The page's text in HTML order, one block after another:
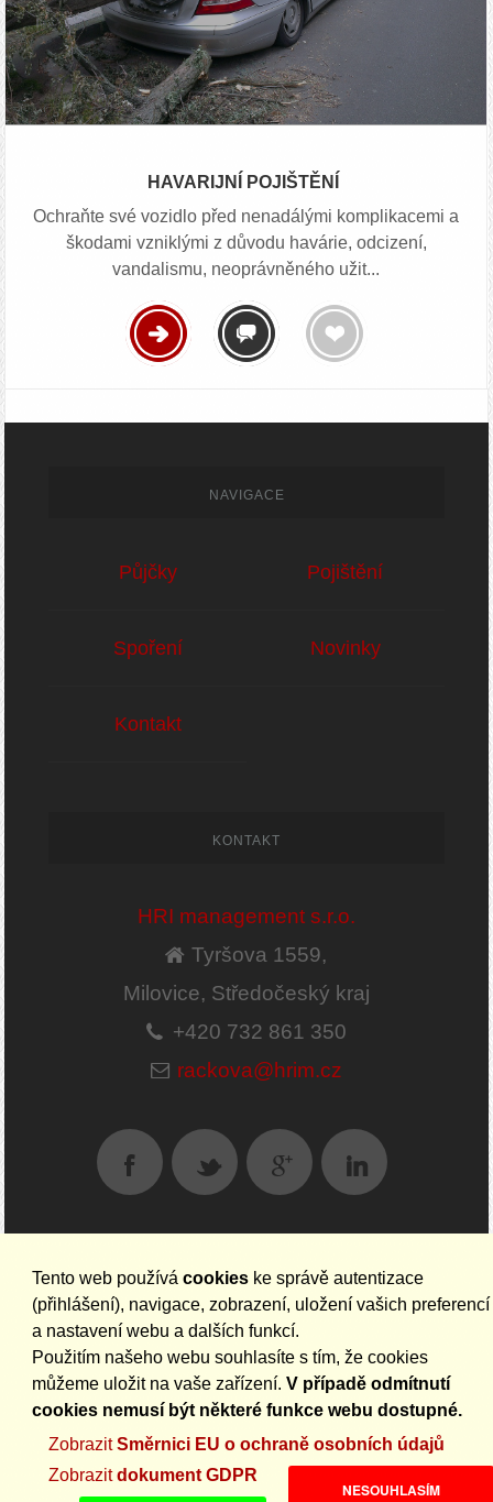
HAVARIJNÍ POJIŠTĚNÍ
Ochraňte své vozidlo před nenadálými komplikacemi a
škodami vzniklými z důvodu havárie, odcizení,
vandalismu, neoprávněného užit...
NAVIGACE
Půjčky Pojištění
Spoření Novinky
Kontakt
KONTAKT
HRI management s.r.o.
Tyršova 1559,
Milovice, Středočeský kraj
+420 732 861 350
rackova@hrim.cz
AKTUALITY NA EMAIL
Tento web používá cookies ke správě autentizace
(přihlášení), navigace, zobrazení, uložení vašich preferencí
a nastavení webu a dalších funkcí.
Použitím našeho webu souhlasíte s tím, že cookies
můžeme uložit na vaše zařízení. V případě odmítnutí
cookies nemusí být některé funkce webu dostupné.
ZobrazitSměrnici EU o ochraně osobních údajů
Zobrazitdokument GDPR
NESOUHLASÍM